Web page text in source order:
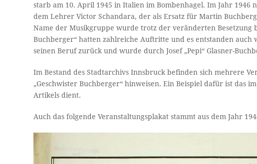
starb am 10. April 1945 in Italien im Bombenhagel. Im Jahr
dem Lehrer Victor Schandara, der als Ersatz für Martin
Name der Musikgruppe wurde trotz der veränderten Besetzung
Buchberger“ hatten zahlreiche Auftritte und es entstanden
seinen Beruf zurück und wurde durch Josef „Pepi“ Glasner-
Im Bestand des Stadtarchivs Innsbruck befinden sich mehrere
„Geschwister Buchberger“ hinweisen. Ein Beispiel dafür ist das
Artikels dient.
Auch das folgende Veranstaltungsplakat stammt aus dem Jahr